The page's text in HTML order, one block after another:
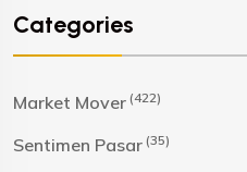
Categories
Market Mover (422)
Sentimen Pasar (35)